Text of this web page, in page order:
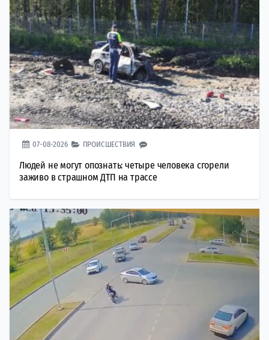
07-08-2026 ПРОИСШЕСТВИЯ
Людей не могут опознать: четыре человека сгорели
заживо в страшном ДТП на трассе